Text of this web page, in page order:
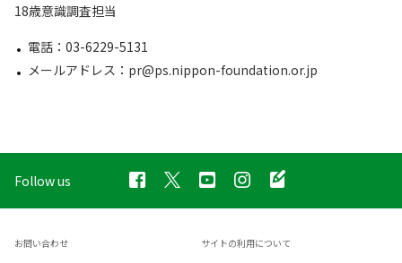
18歳意識調査担当
電話：03-6229-5131
メールアドレス：pr@ps.nippon-foundation.or.jp
Follow us
お問い合わせ サイトの利用について